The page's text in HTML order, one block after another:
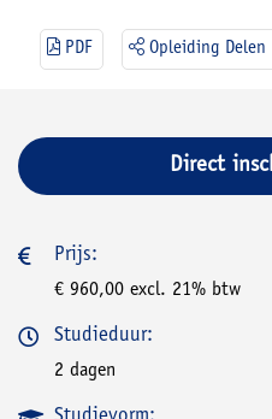
PDF Opleiding Delen
Direct
Prijs:
€ 960,00 excl. 21% btw
Studieduur:
2 dagen